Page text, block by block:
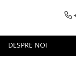
DESPRE NOI